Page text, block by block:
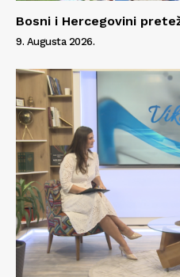
Bosni i Hercegovini
9. Augusta 2026.